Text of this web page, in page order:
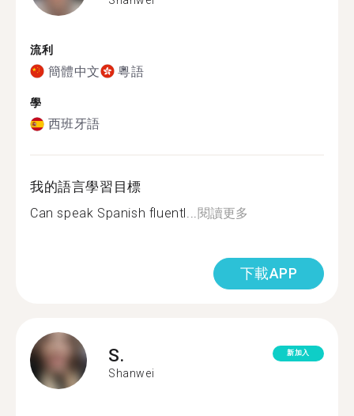
流利
簡體中文 粵語
學
西班牙語
我的語言學習目標
Can speak Spanish fluentl...閱讀更多
下載APP
S.
Shanwei
新加入